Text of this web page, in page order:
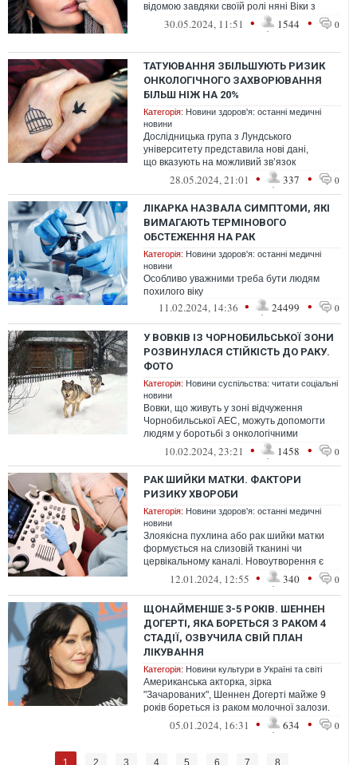
відомою завдяки своїй ролі няні Віки з
Маріуполя в популярному ситкомі "Моя
30.05.2024, 11:51 • 1544 • 0
ТАТУЮВАННЯ ЗБІЛЬШУЮТЬ РИЗИК
ОНКОЛОГІЧНОГО ЗАХВОРЮВАННЯ
БІЛЬШ НІЖ НА 20%
Категорія: Новини здоров'я: останні медичні
новини
Дослідницька група з Лундського
університету представила нові дані,
що вказують на можливий зв’язок
між татуюваннями та розвитком лімфоми
28.05.2024, 21:01 • 337 • 0
ЛІКАРКА НАЗВАЛА СИМПТОМИ, ЯКІ
ВИМАГАЮТЬ ТЕРМІНОВОГО
ОБСТЕЖЕННЯ НА РАК
Категорія: Новини здоров'я: останні медичні
новини
Особливо уважними треба бути людям
похилого віку
11.02.2024, 14:36 • 24499 • 0
У ВОВКІВ ІЗ ЧОРНОБИЛЬСЬКОЇ ЗОНИ
РОЗВИНУЛАСЯ СТІЙКІСТЬ ДО РАКУ.
ФОТО
Категорія: Новини суспільства: читати соціальні
новини
Вовки, що живуть у зоні відчуження
Чорнобильської АЕС, можуть допомогти
людям у боротьбі з онкологічними
захворюваннями
10.02.2024, 23:21 • 1458 • 0
РАК ШИЙКИ МАТКИ. ФАКТОРИ
РИЗИКУ ХВОРОБИ
Категорія: Новини здоров'я: останні медичні
новини
Злоякісна пухлина або рак шийки матки
формується на слизовій тканині чи
цервікальному каналі. Новоутворення є
однією з найпоширеніших онкологічних
12.01.2024, 12:55 • 340 • 0
ЩОНАЙМЕНШЕ 3-5 РОКІВ. ШЕННЕН
ДОГЕРТІ, ЯКА БОРЕТЬСЯ З РАКОМ 4
СТАДІЇ, ОЗВУЧИЛА СВІЙ ПЛАН
ЛІКУВАННЯ
Категорія: Новини культури в Україні та світі
Американська акторка, зірка
"Зачарованих", Шеннен Догерті майже 9
років бореться із раком молочної залози.
Вона вірить, що зможе прожити хоча б 3-5
05.01.2024, 16:31 • 634 • 0
1 2 3 4 5 6 7 8